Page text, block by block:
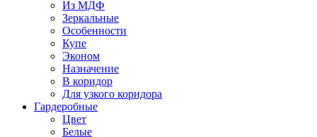
Из МДФ
Зеркальные
Особенности
Купе
Эконом
Назначение
В коридор
Для узкого коридора
Гардеробные
Цвет
Белые